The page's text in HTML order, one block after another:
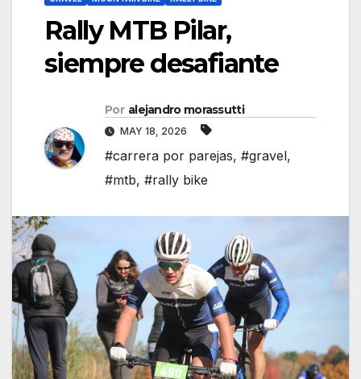
Rally MTB Pilar,
siempre desafiante
Por alejandro morassutti
MAY 18, 2026
#carrera por parejas, #gravel,
#mtb, #rally bike